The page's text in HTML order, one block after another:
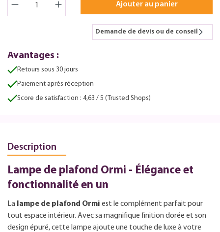
Ajouter au panier
Demande de devis ou de conseil
Avantages :
Retours sous 30 jours
Paiement après réception
Score de satisfaction : 4,63 / 5 (Trusted Shops)
Description
Lampe de plafond Ormi - Élégance et
fonctionnalité en un
La lampe de plafond Ormi est le complément parfait pour
tout espace intérieur. Avec sa magnifique finition dorée et son
design épuré, cette lampe ajoute une touche de luxe à votre